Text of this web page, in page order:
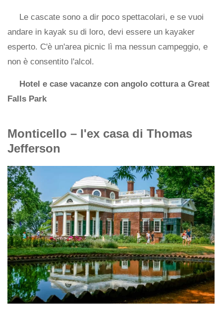
Le cascate sono a dir poco spettacolari, e se vuoi
andare in kayak su di loro, devi essere un kayaker
esperto. C'è un'area picnic lì ma nessun campeggio, e
non è consentito l'alcol.
Hotel e case vacanze con angolo cottura a Great
Falls Park
Monticello – l'ex casa di Thomas
Jefferson